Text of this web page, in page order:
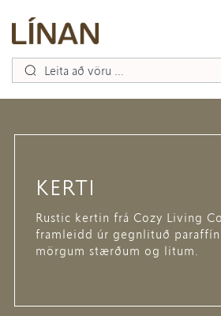
KERTI
Rustic kertin frá Cozy Living
framleidd úr gegnlituð
mörgum stærðum og litum.